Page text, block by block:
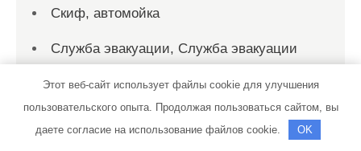
Скиф, автомойка
Служба эвакуации, Служба эвакуации
Смарт-Сервис, автокомплекс
Этот веб-сайт использует файлы cookie для улучшения
пользовательского опыта. Продолжая пользоваться сайтом, вы
даете согласие на использование файлов cookie.
OK